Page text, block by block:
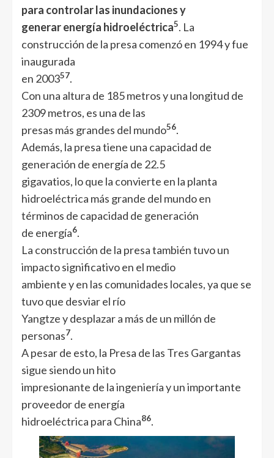
para controlar las inundaciones y
generar energía hidroeléctrica5. La
construcción de la presa comenzó en 1994 y fue
inaugurada
en 200357.
Con una altura de 185 metros y una longitud de
2309 metros, es una de las
presas más grandes del mundo56.
Además, la presa tiene una capacidad de
generación de energía de 22.5
gigavatios, lo que la convierte en la planta
hidroeléctrica más grande del mundo en
términos de capacidad de generación
de energía6.
La construcción de la presa también tuvo un
impacto significativo en el medio
ambiente y en las comunidades locales, ya que se
tuvo que desviar el río
Yangtze y desplazar a más de un millón de
personas7.
A pesar de esto, la Presa de las Tres Gargantas
sigue siendo un hito
impresionante de la ingeniería y un importante
proveedor de energía
hidroeléctrica para China86.